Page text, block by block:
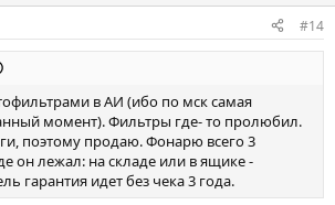
#14
в АИ (ибо по мск самая
момент). Фильтры где- то пролюбил.
поэтому продаю. Фонарю всего 3
он лежал: на складе или в ящике -
гарантия идет без чека 3 года.